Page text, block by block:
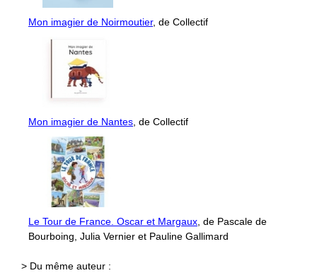
Mon imagier de Noirmoutier, de Collectif
Mon imagier de Nantes, de Collectif
Le Tour de France. Oscar et Margaux, de Pascale de
Bourboing, Julia Vernier et Pauline Gallimard
> Du même auteur :